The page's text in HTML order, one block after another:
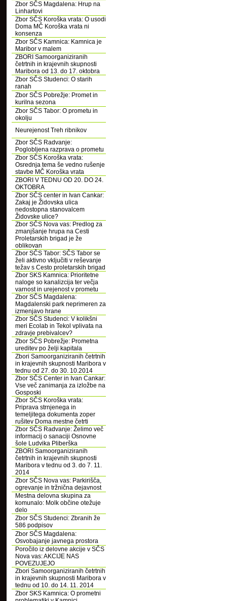
Zbor SČS Magdalena: Hrup na
Linhartovi
Zbor SČS Koroška vrata: O usodi
Doma MČ Koroška vrata ni
konsenza
Zbor SČS Kamnica: Kamnica je
Maribor v malem
ZBORI Samoorganiziranih
četrtnih in krajevnih skupnosti
Maribora od 13. do 17. oktobra
Zbor SČS Studenci: O starih
ranah
Zbor SČS Pobrežje: Promet in
kurilna sezona
Zbor SČS Tabor: O prometu in
okolju
Neurejenost Treh ribnikov
Zbor SČS Radvanje:
Poglobljena razprava o prometu
Zbor SČS Koroška vrata:
Osrednja tema še vedno rušenje
stavbe MČ Koroška vrata
ZBORI V TEDNU OD 20. DO 24.
OKTOBRA
Zbor SČS center in Ivan Cankar:
Zakaj je Židovska ulica
nedostopna stanovalcem
Židovske ulice?
Zbor SČS Nova vas: Predlog za
zmanjšanje hrupa na Cesti
Proletarskih brigad je že
oblikovan
Zbor SČS Tabor: SČS Tabor se
želi aktivno vključiti v reševanje
težav s Cesto proletarskih brigad
Zbor SKS Kamnica: Prioritetne
naloge so kanalizcija ter večja
varnost in urejenost v prometu
Zbor SČS Magdalena:
Magdalenski park neprimeren za
izmenjavo hrane
Zbor SČS Studenci: V kolikšni
meri Ecolab in Tekol vplivata na
zdravje prebivalcev?
Zbor SČS Pobrežje: Prometna
ureditev po želji kapitala
Zbori Samoorganiziranih četrtnih
in krajevnih skupnosti Maribora v
tednu od 27. do 30. 10.2014
Zbor SČS Center in Ivan Cankar:
Vse več zanimanja za izložbe na
Gosposki
Zbor SČS Koroška vrata:
Priprava strnjenega in
temeljitega dokumenta zoper
rušitev Doma mestne četrti
Zbor SČS Radvanje: Želimo več
informacij o sanaciji Osnovne
šole Ludvika Pliberška
ZBORI Samoorganiziranih
četrtnih in krajevnih skupnosti
Maribora v tednu od 3. do 7. 11.
2014
Zbor SČS Nova vas: Parkirišča,
ogrevanje in tržnična dejavnost
Mestna delovna skupina za
komunalo: Molk občine otežuje
delo
Zbor SČS Studenci: Zbranih že
586 podpisov
Zbor SČS Magdalena:
Osvobajanje javnega prostora
Poročilo iz delovne akcije v SČS
Nova vas: AKCIJE NAS
POVEZUJEJO
Zbori Samoorganiziranih četrtnih
in krajevnih skupnosti Maribora v
tednu od 10. do 14. 11. 2014
Zbor SKS Kamnica: O prometni